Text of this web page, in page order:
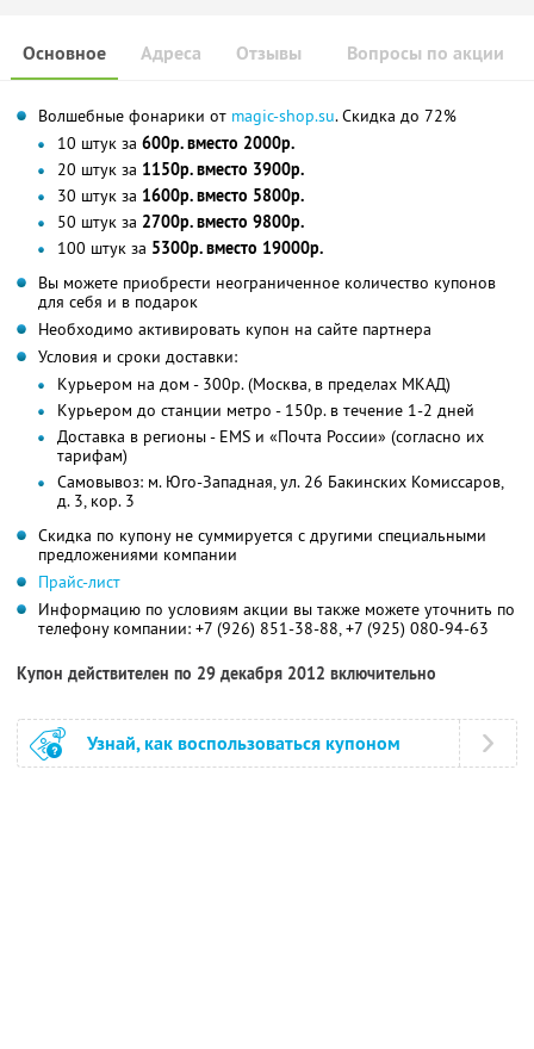
Основное Отзывы Вопросы по акции
Адреса
Волшебные фонарики от magic-shop.su. Скидка до 72%
10 штук за 600р. вместо 2000р.
20 штук за 1150р. вместо 3900р.
30 штук за 1600р. вместо 5800р.
50 штук за 2700р. вместо 9800р.
100 штук за 5300р. вместо 19000р.
Вы можете приобрести неограниченное количество купонов
для себя и в подарок
Необходимо активировать купон на сайте партнера
Условия и сроки доставки:
Курьером на дом - 300р. (Москва, в пределах МКАД)
Курьером до станции метро - 150р. в течение 1-2 дней
Доставка в регионы - EMS и «Почта России» (согласно их
тарифам)
Самовывоз: м. Юго-Западная, ул. 26 Бакинских Комиссаров,
д. 3, кор. 3
Скидка по купону не суммируется с другими специальными
предложениями компании
Прайс-лист
Информацию по условиям акции вы также можете уточнить по
телефону компании: +7 (926) 851-38-88,+7 (925) 080-94-63
Купон действителен по 29 декабря 2012 включительно
Узнай, как воспользоваться купоном